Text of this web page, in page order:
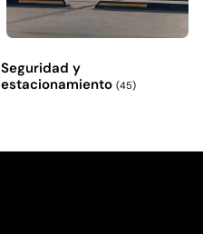
Seguridad y
estacionamiento (45)